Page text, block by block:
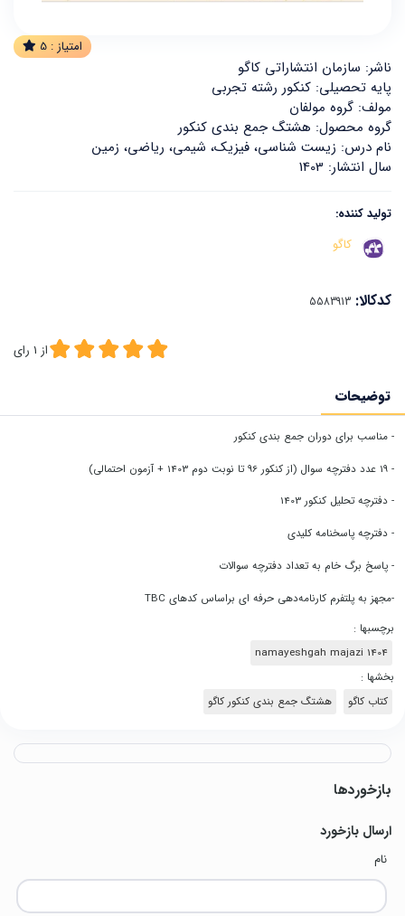
امتیاز : 5
ناشر: سازمان انتشاراتی کاگو
پایه تحصیلی: کنکور رشته تجربی
مولف: گروه مولفان
گروه محصول: هشتگ جمع بندی کنکور
نام درس: زیست شناسی، فیزیک، شیمی، ریاضی، زمین
سال انتشار: 1403
تولید کننده:
کاگو
کدکالا:
از 1 رای
توضیحات
- مناسب برای دوران جمع بندی کنکور
- 19 عدد دفترچه سوال (از کنکور 96 تا نوبت دوم 1403 + آزمون احتمالی)
- دفترچه تحلیل کنکور 1403
- دفترچه پاسخنامه کلیدی
- پاسخ برگ خام به تعداد دفترچه سوالات
-مجهز به پلتفرم کارنامه‌دهی حرفه ای براساس کدهای TBC
برچسبها :
namayeshgah majazi 1404
بخشها :
کتاب کاگو
هشتگ جمع بندی کنکور کاگو
بازخوردها
ارسال بازخورد
نام